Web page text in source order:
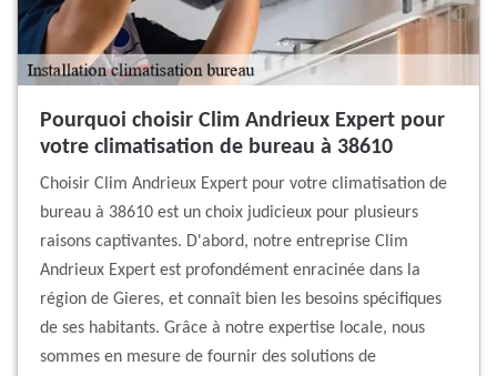
Pourquoi choisir Clim Andrieux Expert pour
votre climatisation de bureau à 38610
Choisir Clim Andrieux Expert pour votre climatisation de
bureau à 38610 est un choix judicieux pour plusieurs
raisons captivantes. D'abord, notre entreprise Clim
Andrieux Expert est profondément enracinée dans la
région de Gieres, et connaît bien les besoins spécifiques
de ses habitants. Grâce à notre expertise locale, nous
sommes en mesure de fournir des solutions de